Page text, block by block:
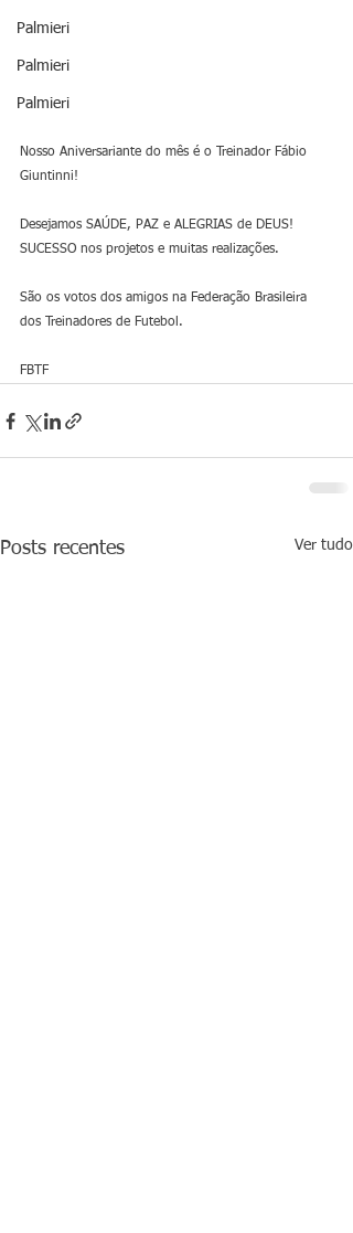
Palmieri
Palmieri
Palmieri
Nosso Aniversariante do mês é o Treinador Fábio
Giuntinni!
Desejamos SAÚDE, PAZ e ALEGRIAS de DEUS!
SUCESSO nos projetos e muitas realizações.
São os votos dos amigos na Federação Brasileira
dos Treinadores de Futebol.
FBTF
Posts recentes Ver tudo